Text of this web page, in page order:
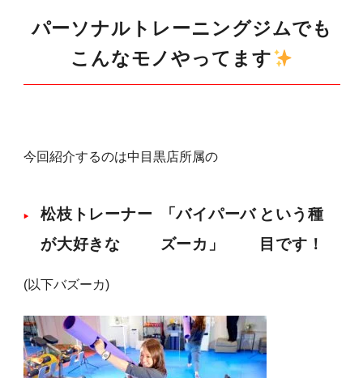
パーソナルトレーニングジムでも
こんなモノやってます
今回紹介するのは中目黒店所属の
松枝トレーナー
が大好きな
「バイパーバ
ズーカ」
という種
目です！
(以下バズーカ)
パーソナルジム
新着
top